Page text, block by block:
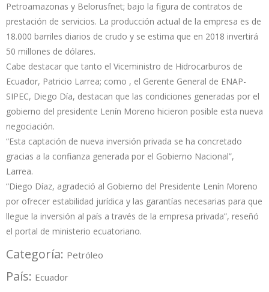
Petroamazonas y Belorusfnet; bajo la figura de contratos de
prestación de servicios. La producción actual de la empresa es de
18.000 barriles diarios de crudo y se estima que en 2018 invertirá
50 millones de dólares.
Cabe destacar que tanto el Viceministro de Hidrocarburos de
Ecuador, Patricio Larrea; como , el Gerente General de ENAP-
SIPEC, Diego Día, destacan que las condiciones generadas por el
gobierno del presidente Lenín Moreno hicieron posible esta nueva
negociación.
“Esta captación de nueva inversión privada se ha concretado
gracias a la confianza generada por el Gobierno Nacional”,
Larrea.
“Diego Díaz, agradeció al Gobierno del Presidente Lenín Moreno
por ofrecer estabilidad jurídica y las garantías necesarias para que
llegue la inversión al país a través de la empresa privada”, reseñó
el portal de ministerio ecuatoriano.
Categoría: Petróleo
País: Ecuador